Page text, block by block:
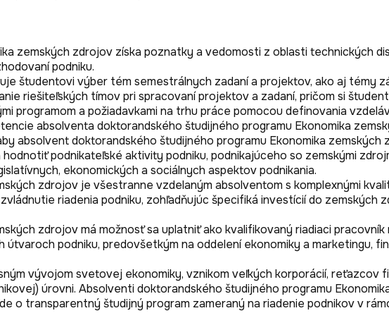
zemských zdrojov získa poznatky a vedomosti z oblasti technických
podniku.
študentovi výber tém semestrálnych zadaní a projektov, ako aj témy
riešiteľských tímov pri spracovaní projektov a zadaní, pričom si
programom a požiadavkami na trhu práce pomocou definovania
absolventa doktorandského študijného programu Ekonomika
absolvent doktorandského študijného programu Ekonomika
podnikateľské aktivity podniku, podnikajúceho so zemskými
ekonomických a sociálnych aspektov podnikania.
zdrojov je všestranne vzdelaným absolventom s komplexnými
riadenia podniku, zohľadňujúc špecifiká investícií do zemských
zdrojov má možnosť sa uplatniť ako kvalifikovaný riadiaci pracovník
podniku, predovšetkým na oddelení ekonomiky a marketingu,
vývojom svetovej ekonomiky, vznikom veľkých korporácií, reťazcov
úrovni. Absolventi doktorandského študijného programu